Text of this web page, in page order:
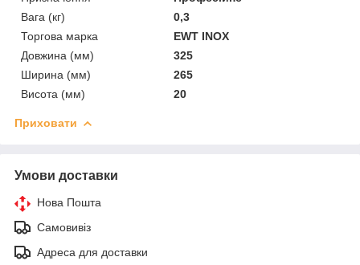
Вага (кг)
0,3
Торгова марка
EWT INOX
Довжина (мм)
325
Ширина (мм)
265
Висота (мм)
20
Приховати
Умови доставки
Нова Пошта
Самовивіз
Адреса для доставки